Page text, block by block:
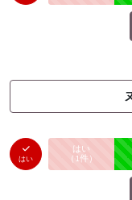
はい
はい
（ 1件） 未